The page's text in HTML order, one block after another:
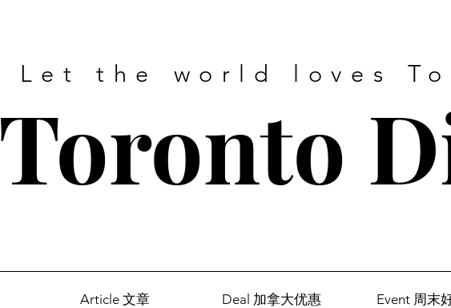
Let the world loves
Toronto
Article 文章 Deal 加拿大优惠 Event 周末